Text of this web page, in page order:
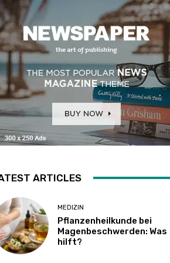
ARTICLES
MEDIZIN
Pflanzenheilkunde bei
Magenbeschwerden: Was
hilft?